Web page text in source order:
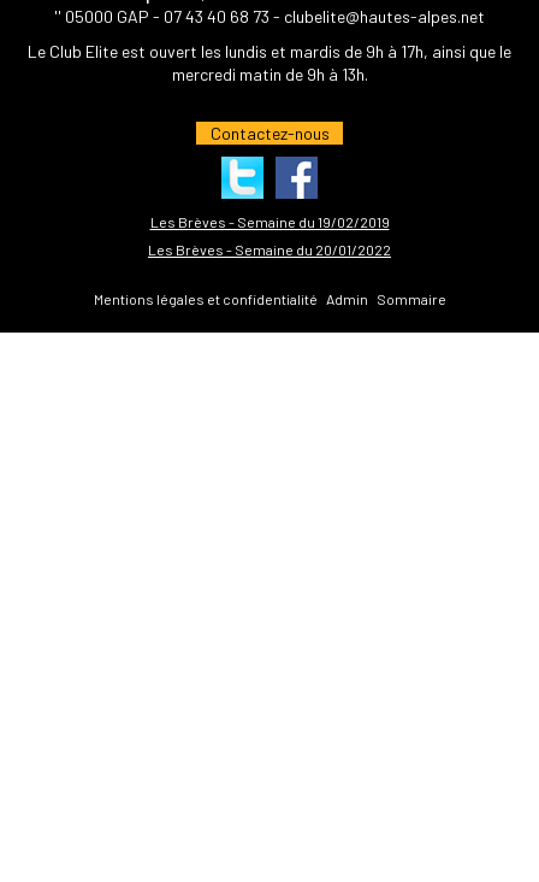
'' 05000 GAP - 07 43 40 68 73 - clubelite@hautes-alpes.net
Le Club Elite est ouvert les lundis et mardis de 9h à 17h, ainsi que le
mercredi matin de 9h à 13h.
Contactez-nous
Les Brèves - Semaine du 19/02/2019
Les Brèves - Semaine du 20/01/2022
Mentions légales et confidentialité Admin Sommaire